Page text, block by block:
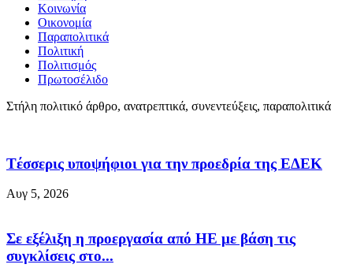
Κοινωνία
Οικονομία
Παραπολιτικά
Πολιτική
Πολιτισμός
Πρωτοσέλιδο
Στήλη πολιτικό άρθρο, ανατρεπτικά, συνεντεύξεις, παραπολιτικά
Tέσσερις υποψήφιοι για την προεδρία της ΕΔΕΚ
Αυγ 5, 2026
Σε εξέλιξη η προεργασία από ΗΕ με βάση τις
συγκλίσεις στο...